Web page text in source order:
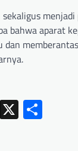
bahwa aparat
dan
Email
X